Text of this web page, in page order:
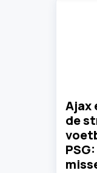
Ajax
de